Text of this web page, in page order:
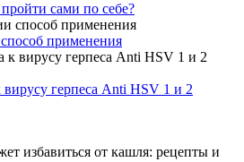
сами по себе?
применения
вирусу герпеса Anti HSV 1 и 2